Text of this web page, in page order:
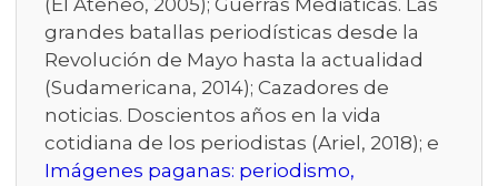
(El Ateneo, 2005); Guerras Mediáticas. Las
grandes batallas periodísticas desde la
Revolución de Mayo hasta la actualidad
(Sudamericana, 2014); Cazadores de
noticias. Doscientos años en la vida
cotidiana de los periodistas (Ariel, 2018); e
Imágenes paganas: periodismo,